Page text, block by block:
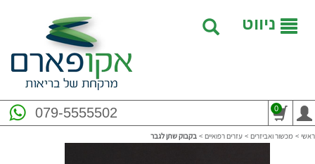
ניווט
079-5555502 0
ראשי > מכשור ואביזרים > עזרים רפואיים > בקבוק שתן לגבר